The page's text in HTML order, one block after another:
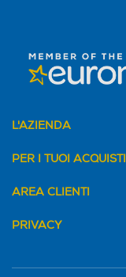
L'AZIENDA
PER I TUOI ACQUISTI
AREA CLIENTI
PRIVACY